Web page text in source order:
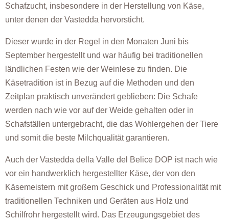
Schafzucht, insbesondere in der Herstellung von Käse,
unter denen der Vastedda hervorsticht.
Dieser wurde in der Regel in den Monaten Juni bis
September hergestellt und war häufig bei traditionellen
ländlichen Festen wie der Weinlese zu finden. Die
Käsetradition ist in Bezug auf die Methoden und den
Zeitplan praktisch unverändert geblieben: Die Schafe
werden nach wie vor auf der Weide gehalten oder in
Schafställen untergebracht, die das Wohlergehen der Tiere
und somit die beste Milchqualität garantieren.
Auch der Vastedda della Valle del Belice DOP ist nach wie
vor ein handwerklich hergestellter Käse, der von den
Käsemeistern mit großem Geschick und Professionalität mit
traditionellen Techniken und Geräten aus Holz und
Schilfrohr hergestellt wird. Das Erzeugungsgebiet des